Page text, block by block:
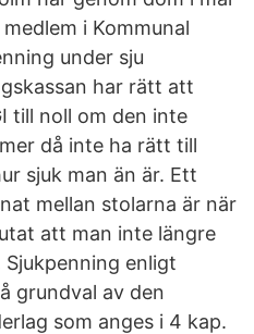
i Kommunal
under sju
har rätt att
till noll om den inte
då inte ha rätt till
sjuk man än är. Ett
mellan stolarna är när
att man inte längre
enligt
grundval av den
som anges i 4 kap.